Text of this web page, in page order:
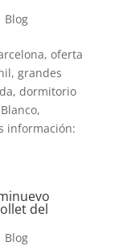
Blog
oferta
grandes
dormitorio
información:
del
Blog